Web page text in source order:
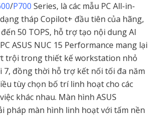
/P700 Series, là các mẫu PC All-in-
tháp Copilot+ đầu tiên của hãng,
50 TOPS, hỗ trợ tạo nội dung AI
ASUS NUC 15 Performance mang lại
trội trong thiết kế workstation nhỏ
7, đồng thời hỗ trợ kết nối tối đa năm
tùy chọn bố trí linh hoạt cho các
khác nhau. Màn hình ASUS
pháp màn hình linh hoạt với tấm nền